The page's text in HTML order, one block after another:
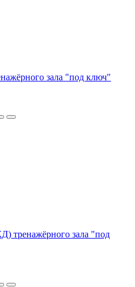
зала "под ключ"
тренажёрного зала "под